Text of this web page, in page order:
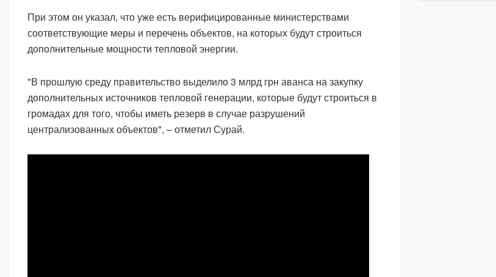
При этом он указал, что уже есть верифицированные министерствами
соответствующие меры и перечень объектов, на которых будут строиться
дополнительные мощности тепловой энергии.
"В прошлую среду правительство выделило 3 млрд грн аванса на закупку
дополнительных источников тепловой генерации, которые будут строиться в
громадах для того, чтобы иметь резерв в случае разрушений
централизованных объектов", – отметил Сурай.